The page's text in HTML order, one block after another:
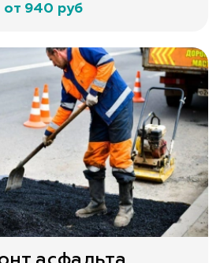
от 940 руб